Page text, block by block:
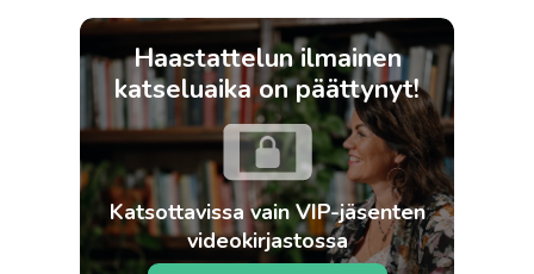
Haastattelun ilmainen
katseluaika on päättynyt!
Katsottavissa vain VIP-jäsenten
videokirjastossa